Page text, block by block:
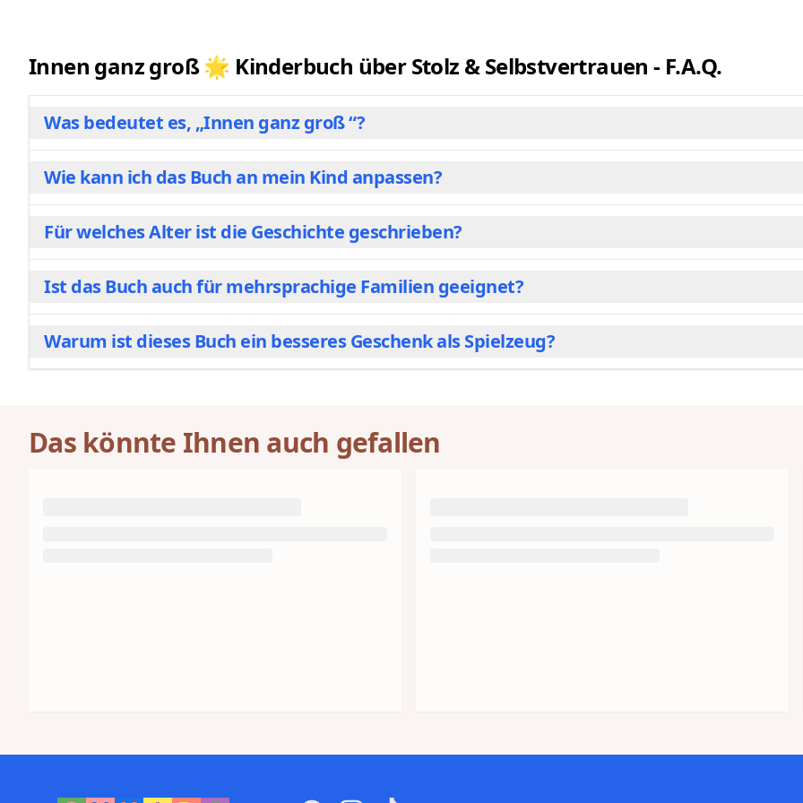
Innen ganz groß 🌟 Kinderbuch über Stolz & Selbstvertrauen - F.A.Q.
Was bedeutet es, „Innen ganz groß “?
Es ist unsere Art, gesundes Selbstwertgefühl zu beschreiben. Es ist dieses warme Leuchten im Bauch, wenn
Das Buch hilft Kindern, dieses Gefühl zu benennen und positiv zu besetzen.
Wie kann ich das Buch an mein Kind anpassen?
Das geht ganz einfach! Wählen Sie in unserem Konfigurator einen Avatar aus, der Ihrem Kind am ähnlichsten
integrieren beides direkt in die Illustrationen und den Text der Geschichte.
Für welches Alter ist die Geschichte geschrieben?
Die Geschichte ist ideal für Kinder zwischen 2 und 9+ Jahren. Während die Kleinsten die bunten Bilder und
Kinder die sozialen Nuancen und die Botschaft hinter dem Wettrennen und den Interaktionen.
Ist das Buch auch für mehrsprachige Familien geeignet?
Absolut! Wir unterstützen 8 Sprachen. Das macht „Innerlich wachsen“ zum perfekten Geschenk für bilinguale
spielerisch entdecken wollen (z.B. Deutsch, Englisch oder Italienisch).
Warum ist dieses Buch ein besseres Geschenk als Spielzeug?
Das könnte Ihnen auch gefallen